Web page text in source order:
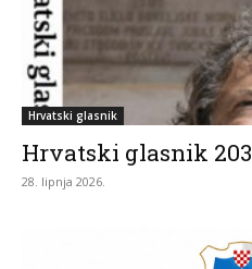
Hrvatski glasnik
Hrvatski glasnik 203
28. lipnja 2026.